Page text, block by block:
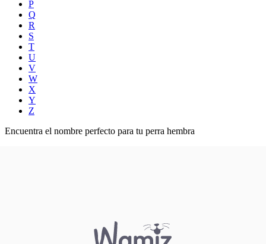
P
Q
R
S
T
U
V
W
X
Y
Z
Encuentra el nombre perfecto para tu perra hembra